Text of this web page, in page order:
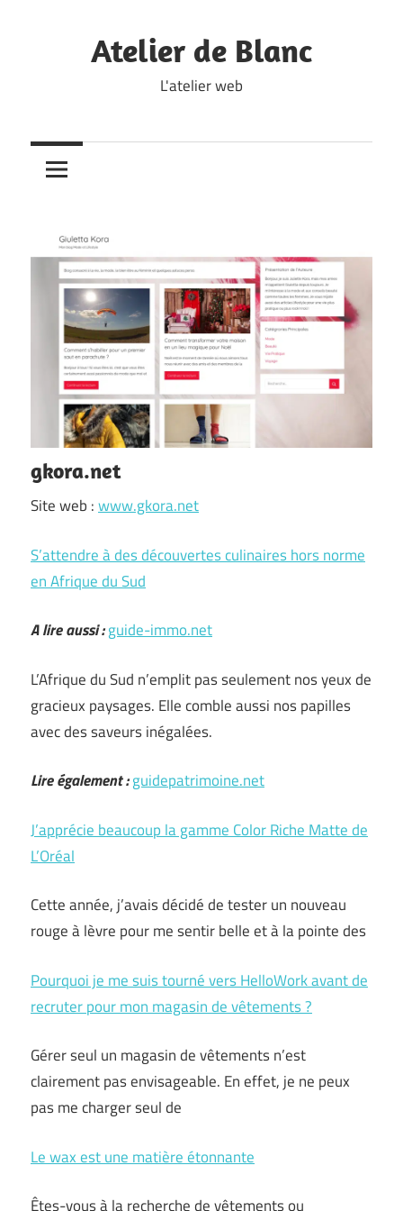
Atelier de Blanc
L'atelier web
gkora.net
Site web :www.gkora.net
S’attendre à des découvertes culinaires hors norme
en Afrique du Sud
A lire aussi :guide-immo.net
L’Afrique du Sud n’emplit pas seulement nos yeux de
gracieux paysages. Elle comble aussi nos papilles
avec des saveurs inégalées.
Lire également :guidepatrimoine.net
J’apprécie beaucoup la gamme Color Riche Matte de
L’Oréal
Cette année, j’avais décidé de tester un nouveau
rouge à lèvre pour me sentir belle et à la pointe des
Pourquoi je me suis tourné vers HelloWork avant de
recruter pour mon magasin de vêtements ?
Gérer seul un magasin de vêtements n’est
clairement pas envisageable. En effet, je ne peux
pas me charger seul de
Le wax est une matière étonnante
Êtes-vous à la recherche de vêtements ou